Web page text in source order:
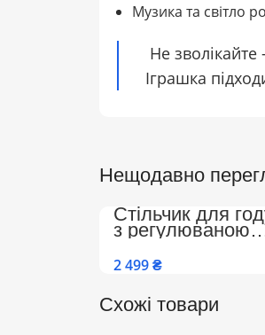
Музика та світло
Не
Іграшка
Нещодавно
Стільчик для
з регулюваною
спинкою,
колесах Преміум
(Бежево-Білий)
₴
Схожі товари